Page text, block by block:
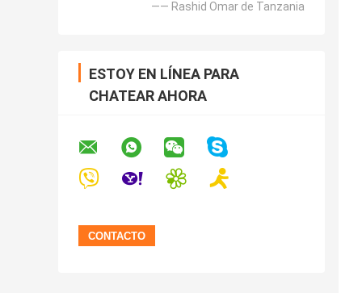
—— Rashid Omar de Tanzania
ESTOY EN LÍNEA PARA
CHATEAR AHORA